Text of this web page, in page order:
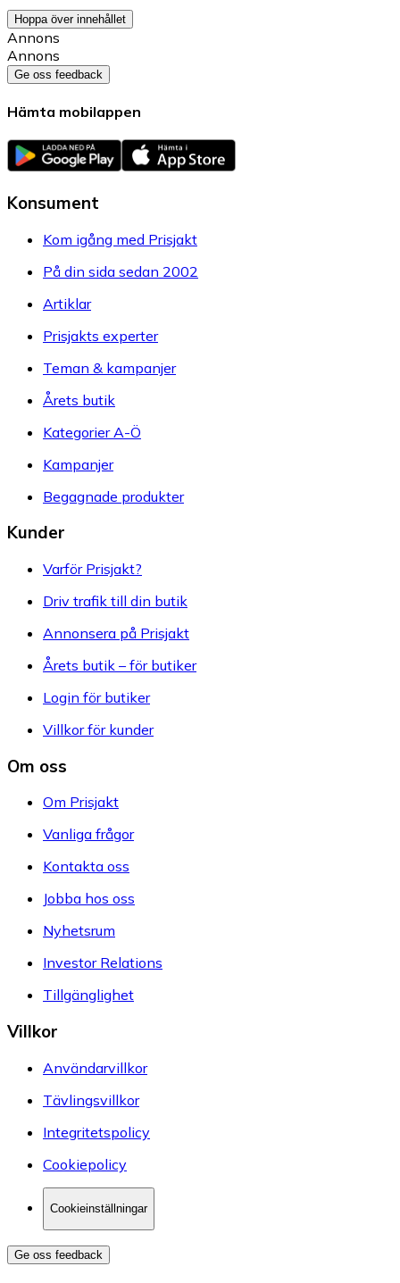
Hoppa över innehållet
Annons
Annons
Ge oss feedback
Hämta mobilappen
Konsument
Kom igång med Prisjakt
På din sida sedan 2002
Artiklar
Prisjakts experter
Teman & kampanjer
Årets butik
Kategorier A-Ö
Kampanjer
Begagnade produkter
Kunder
Varför Prisjakt?
Driv trafik till din butik
Annonsera på Prisjakt
Årets butik – för butiker
Login för butiker
Villkor för kunder
Om oss
Om Prisjakt
Vanliga frågor
Kontakta oss
Jobba hos oss
Nyhetsrum
Investor Relations
Tillgänglighet
Villkor
Användarvillkor
Tävlingsvillkor
Integritetspolicy
Cookiepolicy
Cookieinställningar
Ge oss feedback